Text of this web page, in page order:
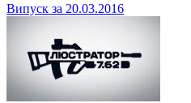
Випуск за 20.03.2016